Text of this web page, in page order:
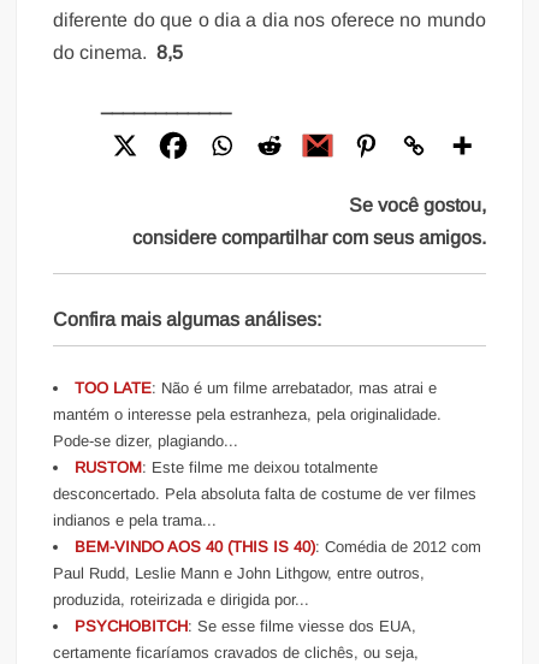
diferente do que o dia a dia nos oferece no mundo
do cinema. 8,5
Se você gostou,
considere compartilhar com seus amigos.
Confira mais algumas análises:
TOO LATE: Não é um filme arrebatador, mas atrai e
mantém o interesse pela estranheza, pela originalidade.
Pode-se dizer, plagiando...
RUSTOM: Este filme me deixou totalmente
desconcertado. Pela absoluta falta de costume de ver filmes
indianos e pela trama...
BEM-VINDO AOS 40 (THIS IS 40): Comédia de 2012 com
Paul Rudd, Leslie Mann e John Lithgow, entre outros,
produzida, roteirizada e dirigida por...
PSYCHOBITCH: Se esse filme viesse dos EUA,
certamente ficaríamos cravados de clichês, ou seja,